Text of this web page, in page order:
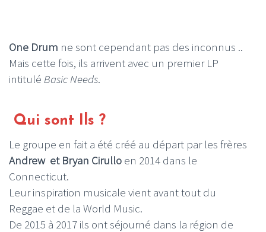
One Drum ne sont cependant pas des inconnus ..
Mais cette fois, ils arrivent avec un premier LP
intitulé Basic Needs.
Qui sont Ils ?
Le groupe en fait a été créé au départ par les frères
Andrew et Bryan Cirullo en 2014 dans le
Connecticut.
Leur inspiration musicale vient avant tout du
Reggae et de la World Music.
De 2015 à 2017 ils ont séjourné dans la région de